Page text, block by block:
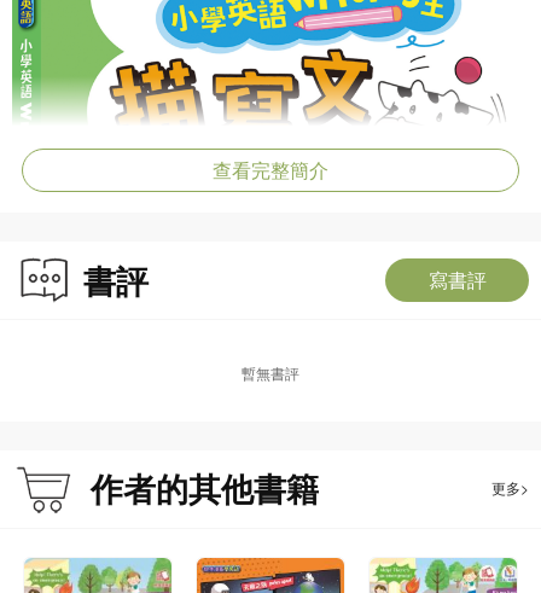
查看完整簡介
書評 寫書評
暫無書評
作者的其他書籍 更多>